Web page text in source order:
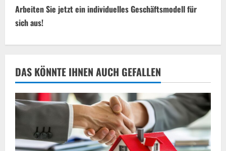
t
i
n
u
e
R
e
Arbeiten Sie jetzt ein individuelles Geschäftsmodell für
sich aus!
DAS KÖNNTE IHNEN AUCH GEFALLEN